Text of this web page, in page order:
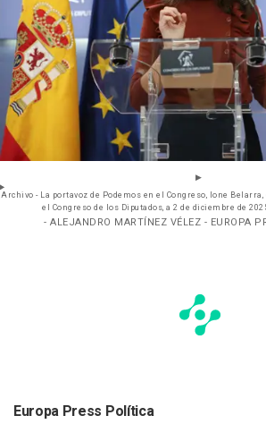
Archivo - La portavoz de Podemos en el Congreso, Ione
el Congreso de los Diputados, a 2 de diciembre de
- ALEJANDRO MARTÍNEZ VÉLEZ - EUROPA
Europa Press Política